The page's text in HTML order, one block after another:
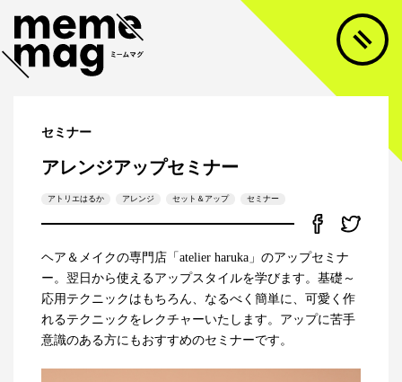
セミナー
アレンジアップセミナー
アトリエはるか アレンジ セット＆アップ セミナー
ヘア＆メイクの専門店「atelier haruka」のアップセミナ
ー。翌日から使えるアップスタイルを学びます。基礎～
応用テクニックはもちろん、なるべく簡単に、可愛く作
れるテクニックをレクチャーいたします。アップに苦手
意識のある方にもおすすめのセミナーです。